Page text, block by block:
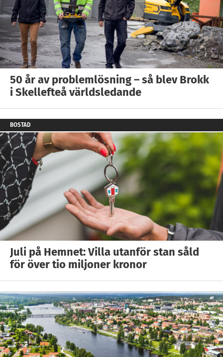
50 år av problemlösning – så blev Brokk
i Skellefteå världsledande
BOSTAD
Juli på Hemnet: Villa utanför stan såld
för över tio miljoner kronor